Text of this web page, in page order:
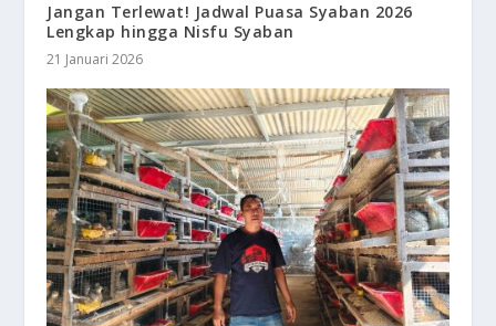
Jangan Terlewat! Jadwal Puasa Syaban 2026
Lengkap hingga Nisfu Syaban
21 Januari 2026